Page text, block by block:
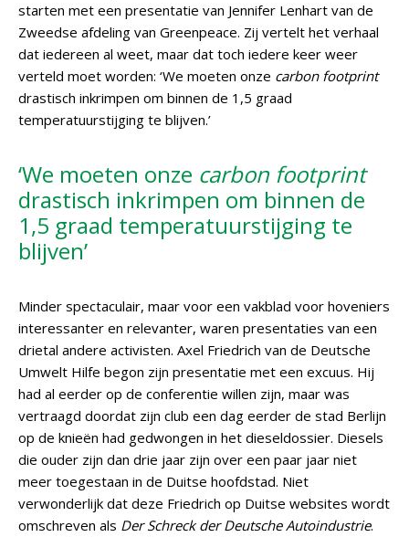
starten met een presentatie van Jennifer Lenhart van de
Zweedse afdeling van Greenpeace. Zij vertelt het verhaal
dat iedereen al weet, maar dat toch iedere keer weer
verteld moet worden: ‘We moeten onze carbon footprint
drastisch inkrimpen om binnen de 1,5 graad
temperatuurstijging te blijven.’
‘We moeten onze carbon footprint
drastisch inkrimpen om binnen de
1,5 graad temperatuurstijging te
blijven’
Minder spectaculair, maar voor een vakblad voor hoveniers
interessanter en relevanter, waren presentaties van een
drietal andere activisten. Axel Friedrich van de Deutsche
Umwelt Hilfe begon zijn presentatie met een excuus. Hij
had al eerder op de conferentie willen zijn, maar was
vertraagd doordat zijn club een dag eerder de stad Berlijn
op de knieën had gedwongen in het dieseldossier. Diesels
die ouder zijn dan drie jaar zijn over een paar jaar niet
meer toegestaan in de Duitse hoofdstad. Niet
verwonderlijk dat deze Friedrich op Duitse websites wordt
omschreven als Der Schreck der Deutsche Autoindustrie.